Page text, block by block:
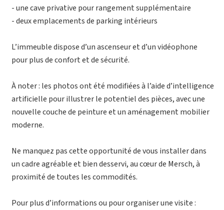
- une cave privative pour rangement supplémentaire
- deux emplacements de parking intérieurs
L’immeuble dispose d’un ascenseur et d’un vidéophone
pour plus de confort et de sécurité.
À noter : les photos ont été modifiées à l’aide d’intelligence
artificielle pour illustrer le potentiel des pièces, avec une
nouvelle couche de peinture et un aménagement mobilier
moderne.
Ne manquez pas cette opportunité de vous installer dans
un cadre agréable et bien desservi, au cœur de Mersch, à
proximité de toutes les commodités.
Pour plus d’informations ou pour organiser une visite :